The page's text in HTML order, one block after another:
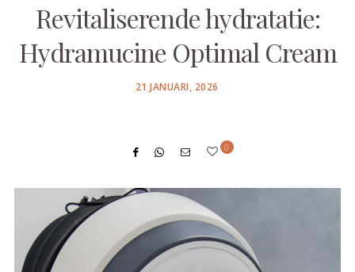
Revitaliserende hydratatie:
Hydramucine Optimal Cream
POSTED
21 JANUARI, 2026
0